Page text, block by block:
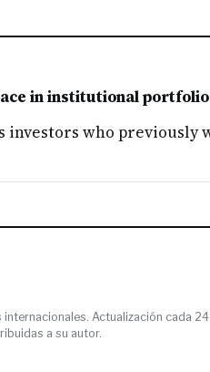
in institutional
who previously
Actualización cada 24
a su autor.